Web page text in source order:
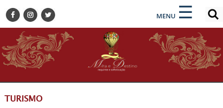
MENU ☰
×
BELEZA
BUSINESS E NEGÓCIOS
CULTURA
DESTINOS
×
ENCONTRE SUA NOTÍCIA
TURISMO